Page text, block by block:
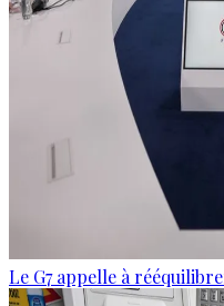
Le G7 appelle à